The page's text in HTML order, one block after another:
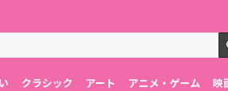
クラシック アート アニメ・ゲーム 映